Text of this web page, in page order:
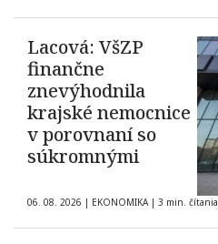
Lacová: VšZP
finančne
znevýhodnila
krajské nemocnice
v porovnaní so
súkromnými
06. 08. 2026 | EKONOMIKA | 3 min. čítania